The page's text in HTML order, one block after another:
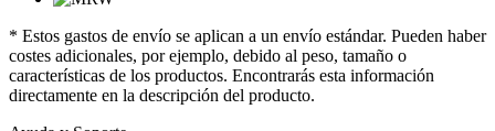
* Estos gastos de envío se aplican a un envío estándar. Pueden haber
costes adicionales, por ejemplo, debido al peso, tamaño o
características de los productos. Encontrarás esta información
directamente en la descripción del producto.